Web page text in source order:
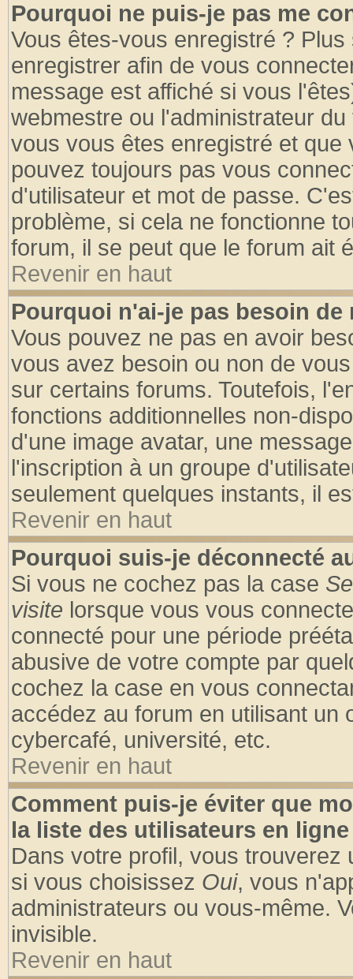
Pourquoi ne puis-je pas me
Vous êtes-vous enregistré ?
enregistrer afin de vous
message est affiché si vous
webmestre ou l'administrateur
vous vous êtes enregistré et
pouvez toujours pas vous
d'utilisateur et mot de passe.
problème, si cela ne fonctionne
forum, il se peut que le forum ait
Revenir en haut
Pourquoi n'ai-je pas besoin de
Vous pouvez ne pas en avoir
vous avez besoin ou non de
sur certains forums. Toutefois,
fonctions additionnelles non-
d'une image avatar, une
l'inscription à un groupe
seulement quelques instants, il
Revenir en haut
Pourquoi suis-je déconnecté
Si vous ne cochez pas la case
visite lorsque vous vous
connecté pour une période
abusive de votre compte par
cochez la case en vous
accédez au forum en utilisant un
cybercafé, université, etc.
Revenir en haut
Comment puis-je éviter que
la liste des utilisateurs en
Dans votre profil, vous trouverez
si vous choisissez Oui, vous
administrateurs ou vous-même.
invisible.
Revenir en haut